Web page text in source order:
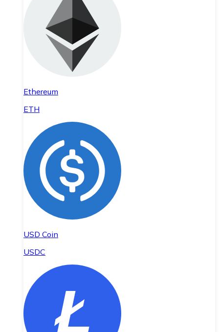
Ethereum
ETH
USD Coin
USDC